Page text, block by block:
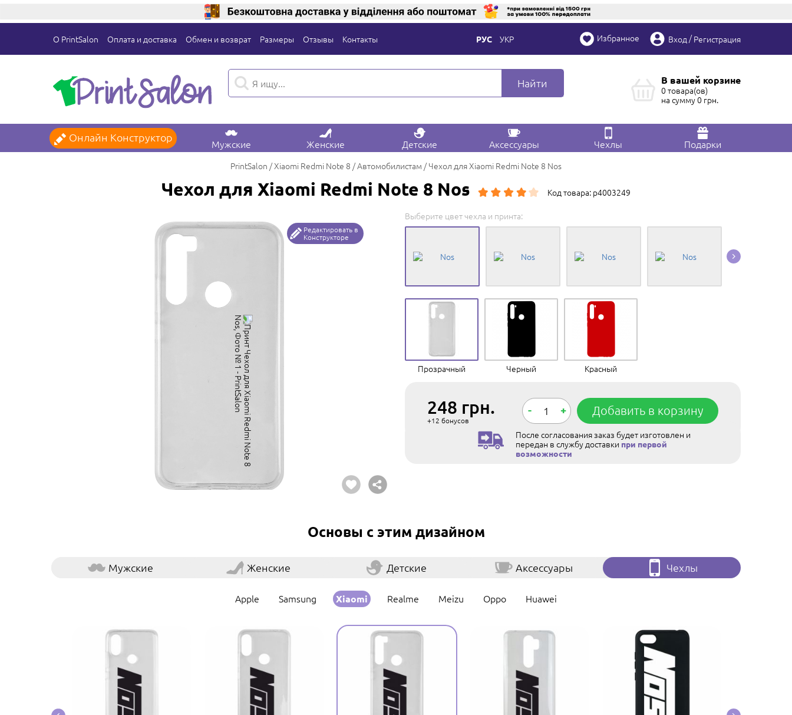
О PrintSalon Оплата и доставка Обмен и возврат Размеры Отзывы Контакты РУС УКР Избранное Вход /Регистрация
Найти В вашей корзине
0 товара(ов)
на сумму0 грн.
Онлайн Конструктор
Мужские Женские Детские Аксессуары Чехлы Подарки
PrintSalon Xiaomi Redmi Note 8 Автомобилистам Чехол для Xiaomi Redmi Note 8 Nos
Чехол для Xiaomi Redmi Note 8 Nos Код товара: p4003249
Редактировать в
Конструкторе
Выберите цвет чехла и принта:
Прозрачный Черный Красный
248 грн.
+12 бонусов
- + Добавить в корзину
После согласования заказ будет изготовлен и
передан в службу доставки при первой
возможности
Основы с этим дизайном
Мужские Женские Детские Аксессуары Чехлы
Apple Samsung Xiaomi Realme Meizu Oppo Huawei